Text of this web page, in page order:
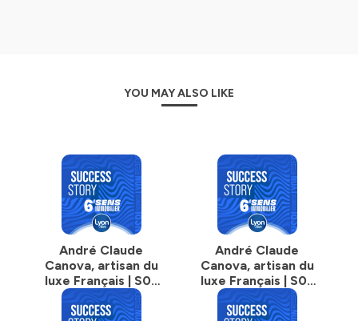
YOU MAY ALSO LIKE
André Claude
Canova, artisan du
luxe Français | S02
EP01
André Claude
Canova, artisan du
luxe Français | S02
EP02